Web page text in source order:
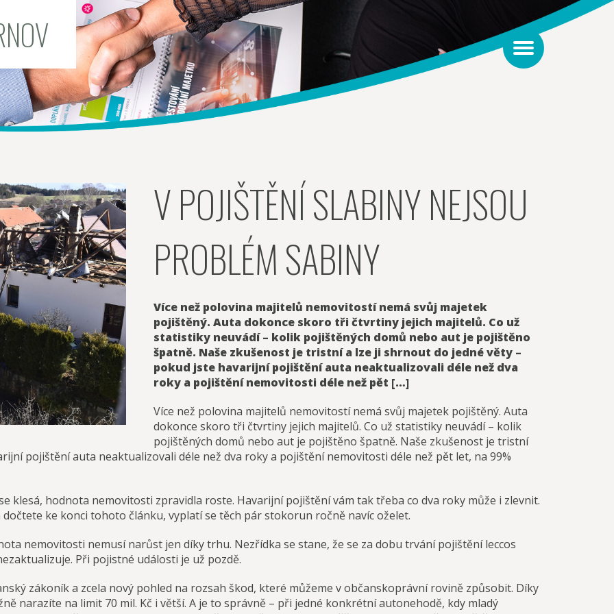
V POJIŠTĚNÍ SLABINY NEJSOU
PROBLÉM SABINY
Více než polovina majitelů nemovitostí nemá svůj majetek
pojištěný. Auta dokonce skoro tři čtvrtiny jejich majitelů. Co už
statistiky neuvádí – kolik pojištěných domů nebo aut je pojištěno
špatně. Naše zkušenost je tristní a lze ji shrnout do jedné věty –
pokud jste havarijní pojištění auta neaktualizovali déle než dva
roky a pojištění nemovitosti déle než pět […]
Více než polovina majitelů nemovitostí nemá svůj majetek pojištěný. Auta
dokonce skoro tři čtvrtiny jejich majitelů. Co už statistiky neuvádí – kolik
pojištěných domů nebo aut je pojištěno špatně. Naše zkušenost je tristní
pojištění auta neaktualizovali déle než dva roky a pojištění nemovitosti déle než pět let, na 99%
klesá, hodnota nemovitosti zpravidla roste. Havarijní pojištění vám tak třeba co dva roky může i zlevnit.
ke konci tohoto článku, vyplatí se těch pár stokorun ročně navíc oželet.
nemovitosti nemusí narůst jen díky trhu. Nezřídka se stane, že se za dobu trvání pojištění leccos
Při pojistné události je už pozdě.
zákoník a zcela nový pohled na rozsah škod, které můžeme v občanskoprávní rovině způsobit. Díky
narazíte na limit 70 mil. Kč i větší. A je to správně – při jedné konkrétní autonehodě, kdy mladý